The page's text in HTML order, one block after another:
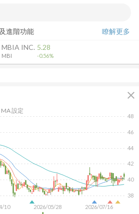
進階功能
瞭解更多
MBIA INC.
MBI
5.28
-0.56%
close
10 2026/05/28 2026/07/16
38
40
42
44
46
48
MA 設定